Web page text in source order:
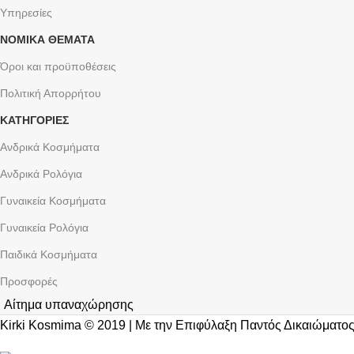
Υπηρεσίες
ΝΟΜΙΚΆ ΘΈΜΑΤΑ
Όροι και προϋποθέσεις
Πολιτική Απορρήτου
ΚΑΤΗΓΟΡΙΕΣ
Ανδρικά Κοσμήματα
Ανδρικά Ρολόγια
Γυναικεία Κοσμήματα
Γυναικεία Ρολόγια
Παιδικά Κοσμήματα
Προσφορές
Αίτημα υπαναχώρησης
Kirki Kosmima © 2019 | Με την Επιφύλαξη Παντός